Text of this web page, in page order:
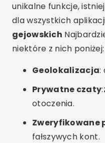
unikalne funkcje,
dla wszystkich
gejowskich
niektóre z nich poniżej:
Geolokalizacja:
Prywatne czaty
otoczenia.
Zweryfikowane
fałszywych kont.